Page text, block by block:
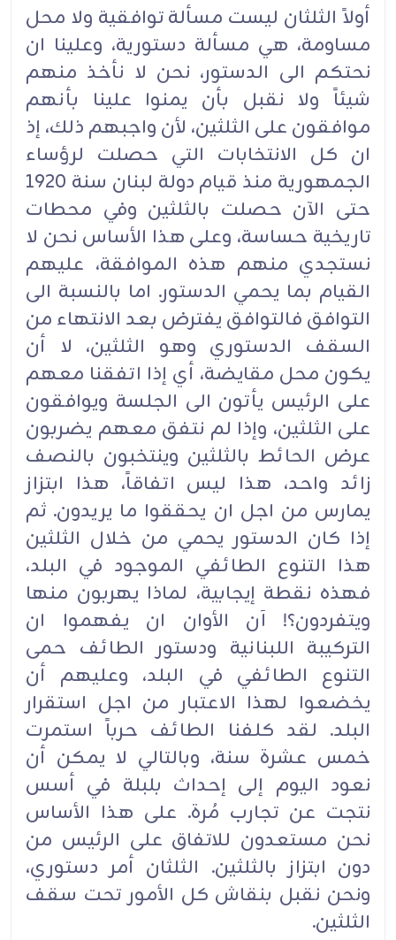
أولاً الثلثان ليست مسألة توافقية ولا محل
مساومة، هي مسألة دستورية، وعلينا ان
نحتكم الى الدستور، نحن لا نأخذ منهم
شيئاً ولا نقبل بأن يمنوا علينا بأنهم
موافقون على الثلثين، لأن واجبهم ذلك، إذ
ان كل الانتخابات التي حصلت لرؤساء
الجمهورية منذ قيام دولة لبنان سنة 1920
حتى الآن حصلت بالثلثين وفي محطات
تاريخية حساسة، وعلى هذا الأساس نحن لا
نستجدي منهم هذه الموافقة، عليهم
القيام بما يحمي الدستور. اما بالنسبة الى
التوافق فالتوافق يفترض بعد الانتهاء من
السقف الدستوري وهو الثلثين، لا أن
يكون محل مقايضة، أي إذا اتفقنا معهم
على الرئيس يأتون الى الجلسة ويوافقون
على الثلثين، وإذا لم نتفق معهم يضربون
عرض الحائط بالثلثين وينتخبون بالنصف
زائد واحد، هذا ليس اتفاقاً، هذا ابتزاز
يمارس من اجل ان يحققوا ما يريدون. ثم
إذا كان الدستور يحمي من خلال الثلثين
هذا التنوع الطائفي الموجود في البلد،
فهذه نقطة إيجابية، لماذا يهربون منها
ويتفردون؟! آن الأوان ان يفهموا ان
التركيبة اللبنانية ودستور الطائف حمى
التنوع الطائفي في البلد، وعليهم أن
يخضعوا لهذا الاعتبار من اجل استقرار
البلد. لقد كلفنا الطائف حرباً استمرت
خمس عشرة سنة، وبالتالي لا يمكن أن
نعود اليوم إلى إحداث بلبلة في أسس
نتجت عن تجارب مُرة. على هذا الأساس
نحن مستعدون للاتفاق على الرئيس من
دون ابتزاز بالثلثين. الثلثان أمر دستوري،
ونحن نقبل بنقاش كل الأمور تحت سقف
الثلثين.